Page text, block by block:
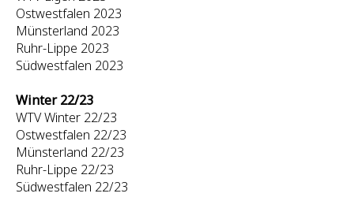
Ostwestfalen 2023
Münsterland 2023
Ruhr-Lippe 2023
Südwestfalen 2023
Winter 22/23
WTV Winter 22/23
Ostwestfalen 22/23
Münsterland 22/23
Ruhr-Lippe 22/23
Südwestfalen 22/23